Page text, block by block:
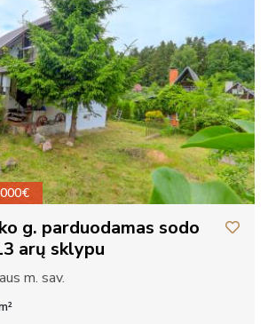
g. parduodamas sodo
arų sklypu
m. sav.